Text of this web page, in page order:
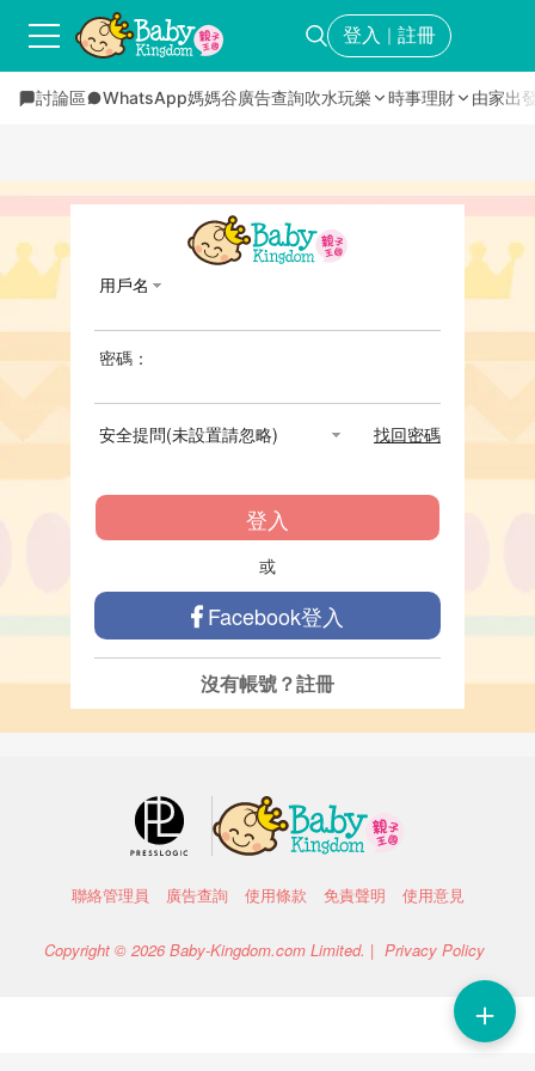
登入 ｜ 註冊
討論區 WhatsApp媽媽谷廣告查詢吹水玩樂 時事理財 由家出
＋
用戶名
密碼：
安全提問(未設置請忽略) 找回密碼
登入
或
Facebook登入
沒有帳號？註冊
聯絡管理員 廣告查詢 使用條款 免責聲明 使用意見
Copyright © 2026 Baby-Kingdom.com Limited. | Privacy Policy